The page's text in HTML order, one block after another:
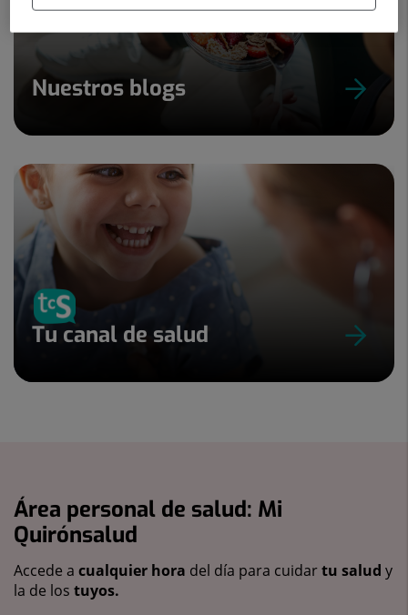
Nuestros blogs
Tu canal de salud
Área personal de salud: Mi
Quirónsalud
Accede a cualquier hora del día para cuidartu salud y
la de los tuyos.